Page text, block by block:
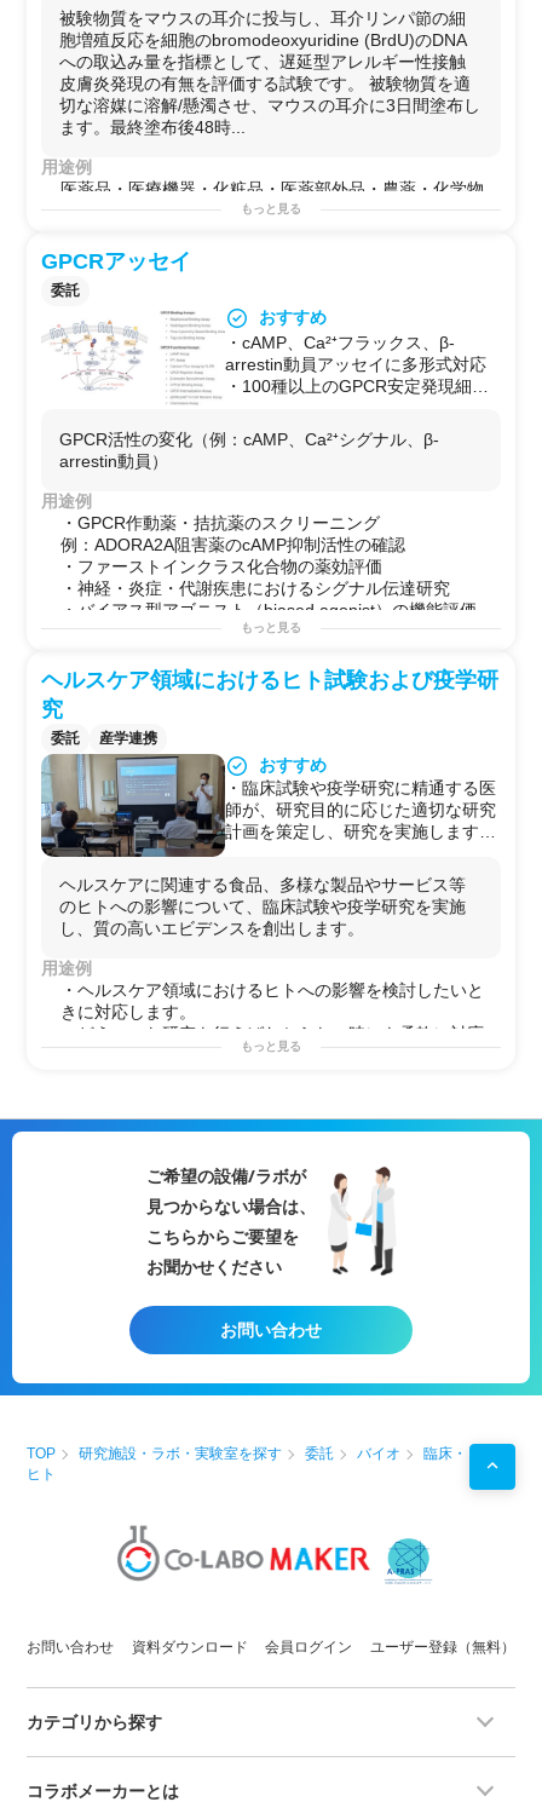
被験物質をマウスの耳介に投与し、耳介リンパ節の細
胞増殖反応を細胞のbromodeoxyuridine (BrdU)のDNA
への取込み量を指標として、遅延型アレルギー性接触
皮膚炎発現の有無を評価する試験です。 被験物質を適
切な溶媒に溶解/懸濁させ、マウスの耳介に3日間塗布し
ます。最終塗布後48時...
用途例
医薬品・医療機器・化粧品・医薬部外品・農薬・化学物
質・化学製品
もっと見る
GPCRアッセイ
委託
おすすめ
・cAMP、Ca²⁺フラックス、β-
arrestin動員アッセイに多形式対応
・100種以上のGPCR安定発現細胞
・GPCR作動薬・拮抗薬のスクリー
ニング、ドーズレスポンス評価が可
ラーゼレポーター対応も可能
・試験方法の要望対応可能
・試験計画の立案可能
GPCR活性の変化（例：cAMP、Ca²⁺シグナル、β-
arrestin動員）
用途例
・GPCR作動薬・拮抗薬のスクリーニング
例：ADORA2A阻害薬のcAMP抑制活性の確認
・ファーストインクラス化合物の薬効評価
・神経・炎症・代謝疾患におけるシグナル伝達研究
・バイアス型アゴニスト（biased agonist）の機能評価
もっと見る
ヘルスケア領域におけるヒト試験および疫学研
究
委託 産学連携
おすすめ
・臨床試験や疫学研究に精通する医
師が、研究目的に応じた適切な研究
計画を策定し、研究を実施します。
ーマに柔軟に対応します(肌、内臓
脂肪、ストレス、アンケート調査
等)。
・データ管理は治験にも使用されて
高い研究を実施します。
・研究相談にも応じます。
ヘルスケアに関連する食品、多様な製品やサービス等
のヒトへの影響について、臨床試験や疫学研究を実施
し、質の高いエビデンスを創出します。
用途例
・ヘルスケア領域におけるヒトへの影響を検討したいと
きに対応します。
・どういった研究を行えばわからない時にも柔軟に対応
もっと見る
ご希望の設備/ラボが
見つからない場合は、
こちらからご要望を
お聞かせください
お問い合わせ
TOP 研究施設・ラボ・実験室を探す 委託 バイオ
臨床・
ヒト
お問い合わせ 資料ダウンロード 会員ログイン ユーザー登録（無料）
カテゴリから探す
コラボメーカーとは